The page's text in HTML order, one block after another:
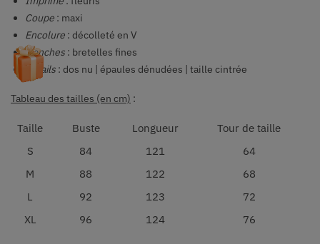
Coupe : maxi
Encolure : décolleté en V
Manches : bretelles fines
Détails : dos nu | épaules dénudées | taille cintrée
Tableau des tailles (en cm) :
Taille Buste Longueur
Tour de taille
S
84 121
64
M
88 122
68
L
92 123
72
XL
96 124 76